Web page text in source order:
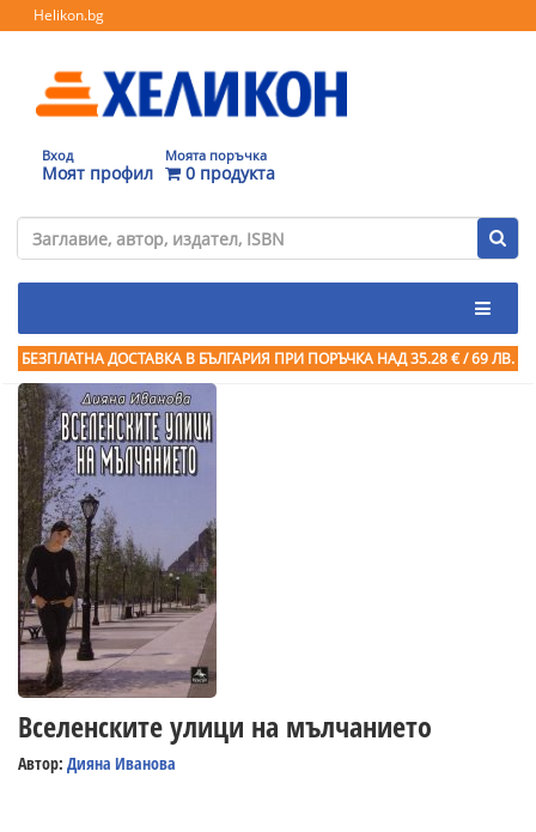
Helikon.bg
Вход
Моят профил
Моята поръчка
0 продукта
БЕЗПЛАТНА ДОСТАВКА В БЪЛГАРИЯ ПРИ ПОРЪЧКА НАД 35.28 € / 69 ЛВ.
Вселенските улици на мълчанието
Автор: Дияна Иванова